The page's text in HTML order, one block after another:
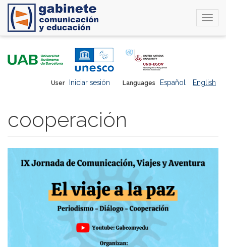
Languages Español English
User Iniciar sesión
cooperación